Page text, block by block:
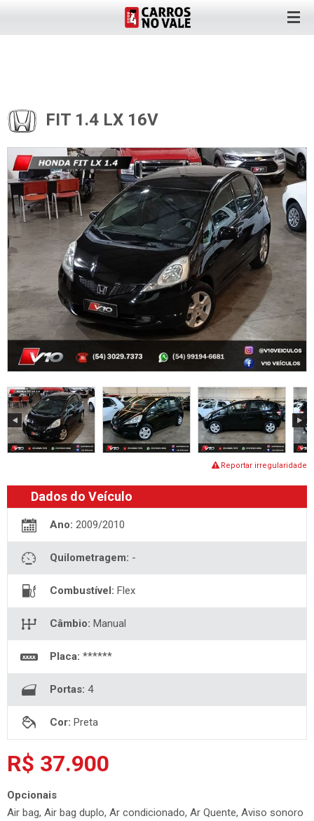
FIT 1.4 LX 16V
Reportar irregularidade
Dados do Veículo
Ano: 2009/2010
Quilometragem: -
Combustível: Flex
Câmbio: Manual
Placa: ******
Portas: 4
Cor: Preta
R$ 37.900
Opcionais
Air bag, Air bag duplo, Ar condicionado, Ar Quente, Aviso sonoro